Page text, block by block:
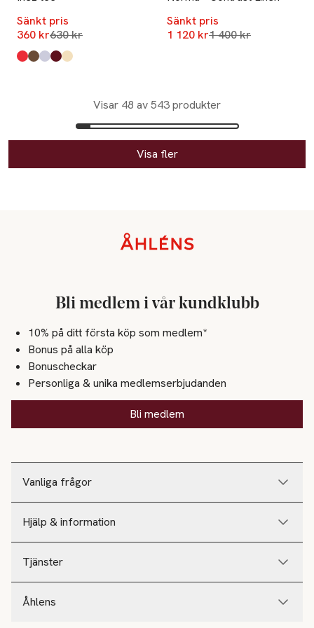
Sänkt pris
360 krLägsta pris 30 dagar
630 kr
Produkten finns i färgerna:
Tomato,
Rain Drum,
Ultra Light Grey Mélange
Cabernet,
Frozen Dew
Sänkt pris
1 120 krLägsta pris 30 dagar
1 400 kr
Visar 48 av 543 produkter
Visa fler
Vanliga frågor
Hjälp & information
Tjänster
Åhlens
Bli medlem i vår kundklubb
10% på ditt första köp som medlem*
Bonus på alla köp
Bonuscheckar
Personliga & unika medlemserbjudanden
Bli medlem